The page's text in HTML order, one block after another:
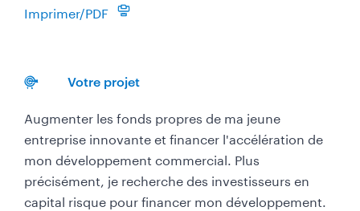
Imprimer/PDF
Votre projet
Augmenter les fonds propres de ma jeune
entreprise innovante et financer l'accélération de
mon développement commercial. Plus
précisément, je recherche des investisseurs en
capital risque pour financer mon développement.